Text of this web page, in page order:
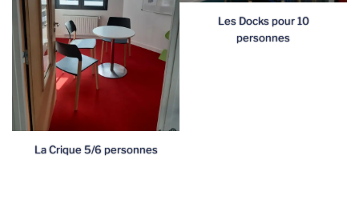
La Crique 5/6 personnes
Les Docks pour 10
personnes